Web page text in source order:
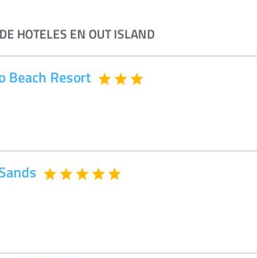
HOTELES EN OUT ISLAND
Beach Resort